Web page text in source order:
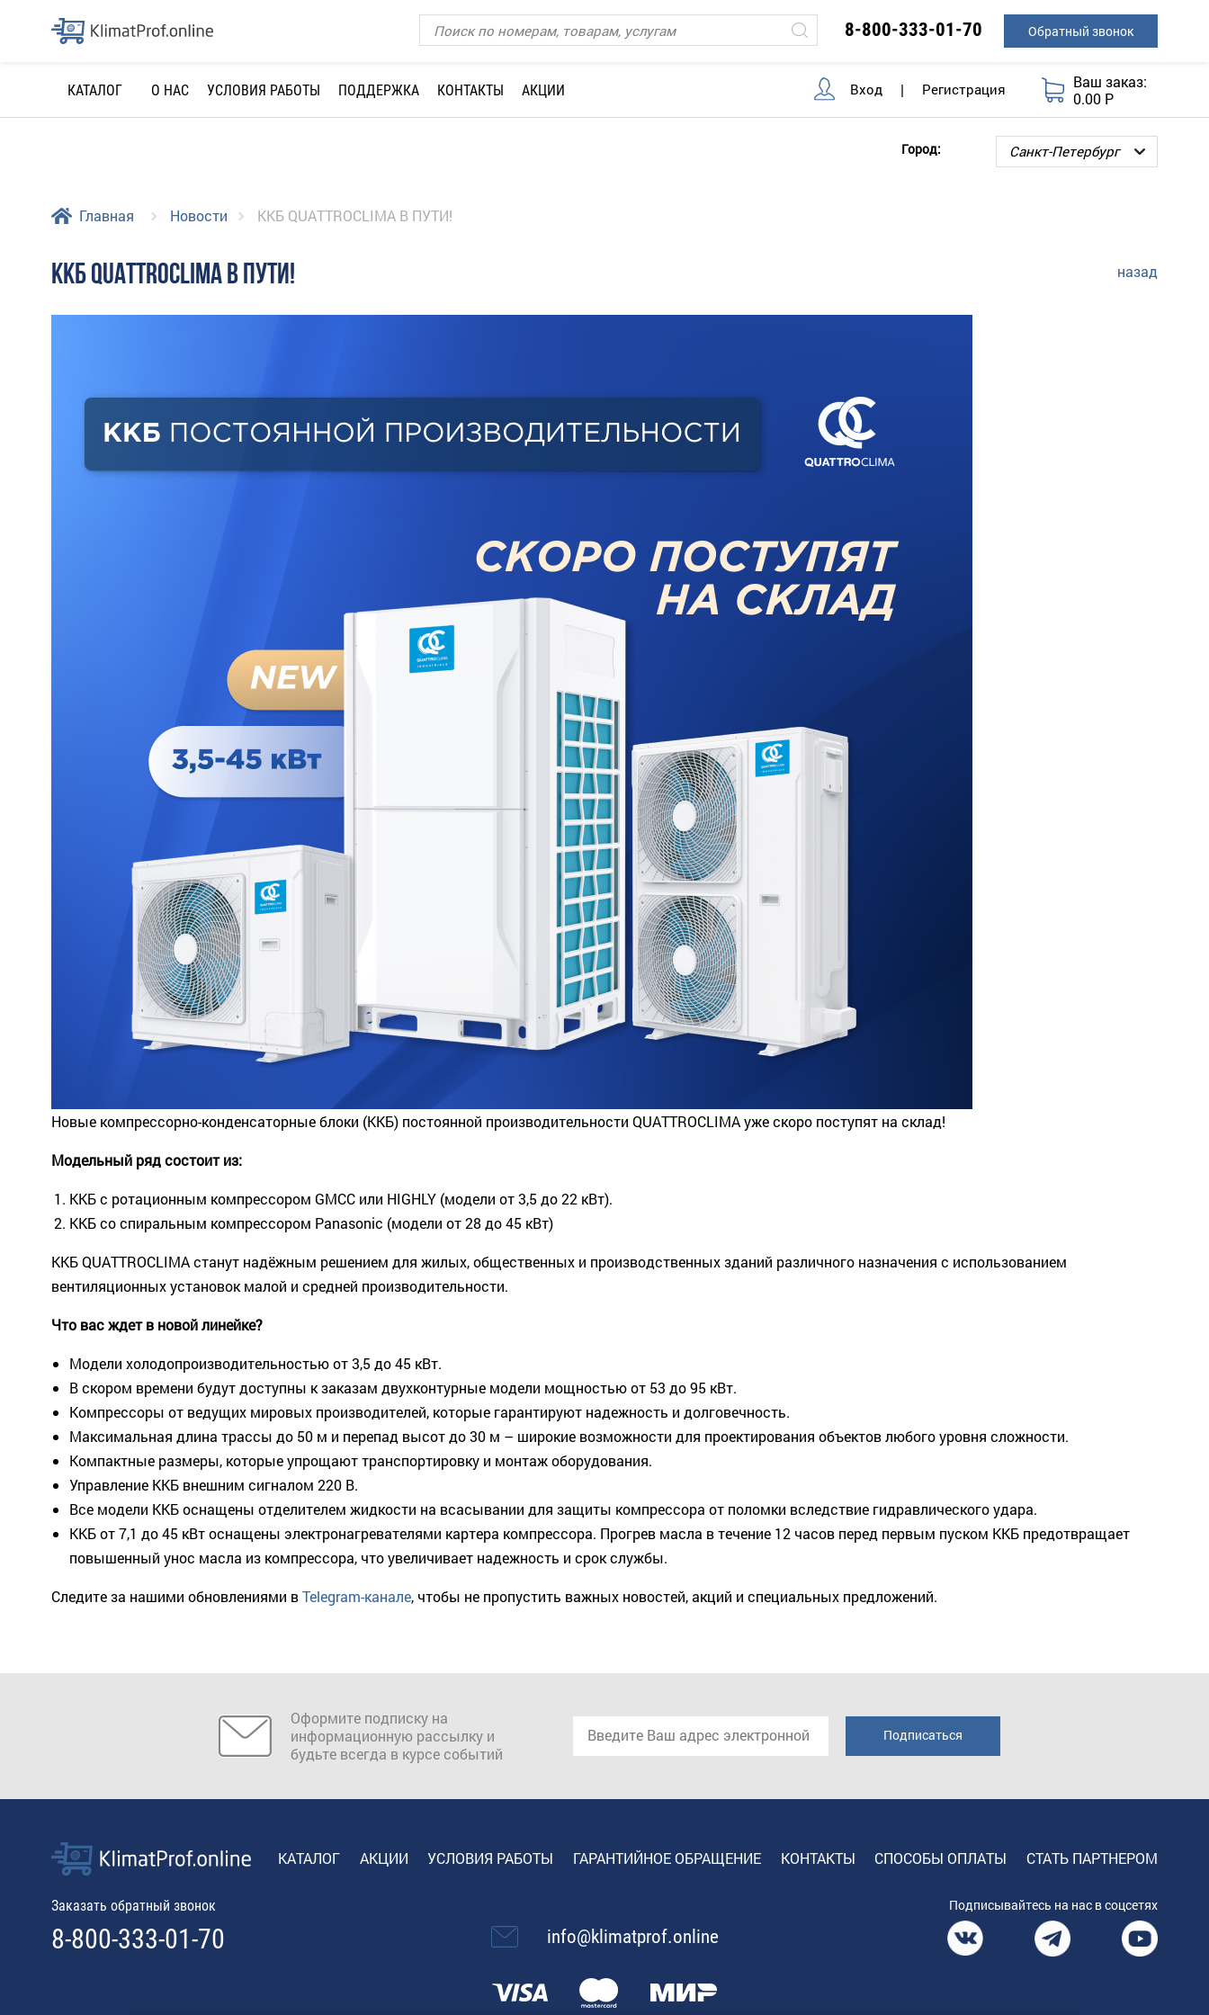
8-800-333-01-70 Обратный звонок
КАТАЛОГ О НАС УСЛОВИЯ РАБОТЫ ПОДДЕРЖКА КОНТАКТЫ АКЦИИ Вход | Регистрация
Ваш заказ:
0.00 Р
Город:
Главная Новости ККБ QUATTROCLIMA В ПУТИ!
ККБ QUATTROCLIMA В ПУТИ! назад
Новые компрессорно-конденсаторные блоки (ККБ) постоянной производительности QUATTROCLIMA уже скоро поступят на склад!
Модельный ряд состоит из:
ККБ с ротационным компрессором GMCC или HIGHLY (модели от 3,5 до 22 кВт).
ККБ со спиральным компрессором Panasonic (модели от 28 до 45 кВт)
ККБ QUATTROCLIMA станут надёжным решением для жилых, общественных и производственных зданий различного назначения с использованием
вентиляционных установок малой и средней производительности.
Что вас ждет в новой линейке?
Модели холодопроизводительностью от 3,5 до 45 кВт.
В скором времени будут доступны к заказам двухконтурные модели мощностью от 53 до 95 кВт.
Компрессоры от ведущих мировых производителей, которые гарантируют надежность и долговечность.
Максимальная длина трассы до 50 м и перепад высот до 30 м – широкие возможности для проектирования объектов любого уровня сложности.
Компактные размеры, которые упрощают транспортировку и монтаж оборудования.
Управление ККБ внешним сигналом 220 В.
Все модели ККБ оснащены отделителем жидкости на всасывании для защиты компрессора от поломки вследствие гидравлического удара.
ККБ от 7,1 до 45 кВт оснащены электронагревателями картера компрессора. Прогрев масла в течение 12 часов перед первым пуском ККБ предотвращает
повышенный унос масла из компрессора, что увеличивает надежность и срок службы.
Следите за нашими обновлениями вTelegram-канале, чтобы не пропустить важных новостей, акций и специальных предложений.
Оформите подписку на
информационную рассылку и
будьте всегда в курсе событий
КАТАЛОГ АКЦИИ УСЛОВИЯ РАБОТЫ ГАРАНТИЙНОЕ ОБРАЩЕНИЕ КОНТАКТЫ СПОСОБЫ ОПЛАТЫ СТАТЬ ПАРТНЕРОМ
Заказать обратный звонок
8-800-333-01-70 info@klimatprof.online
Подписывайтесь на нас в соцсетях